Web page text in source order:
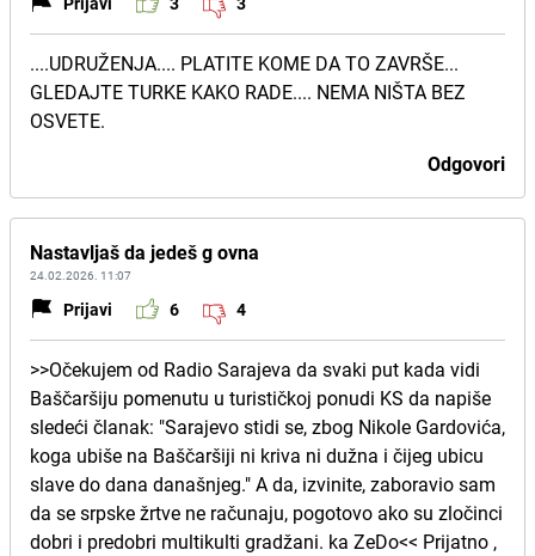
....UDRUŽENJA.... PLATITE KOME DA TO ZAVRŠE...
GLEDAJTE TURKE KAKO RADE.... NEMA NIŠTA BEZ
OSVETE.
Odgovori
Nastavljaš da jedeš g ovna
24.02.2026. 11:07
Prijavi 6 4
>>Očekujem od Radio Sarajeva da svaki put kada vidi
Baščaršiju pomenutu u turističkoj ponudi KS da napiše
sledeći članak: "Sarajevo stidi se, zbog Nikole Gardovića,
koga ubiše na Baščaršiji ni kriva ni dužna i čijeg ubicu
slave do dana današnjeg." A da, izvinite, zaboravio sam
da se srpske žrtve ne računaju, pogotovo ako su zločinci
dobri i predobri multikulti gradžani. ka ZeDo<< Prijatno ,